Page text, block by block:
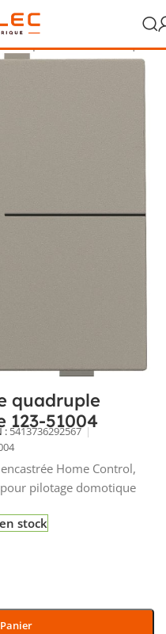
poussoirs domotiques
quadruple
123-51004
: 5413736292567
Home Control,
pilotage domotique
stock